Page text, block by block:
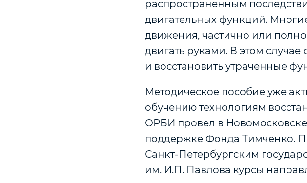
распространенным
двигательных функций.
движения, частично или
двигать руками. В этом
и восстановить утраченные
Методическое пособие уже
обучению технологиям
ОРБИ провел в
поддержке Фонда Тимченко.
Санкт-Петербургским
им. И.П. Павлова курсы